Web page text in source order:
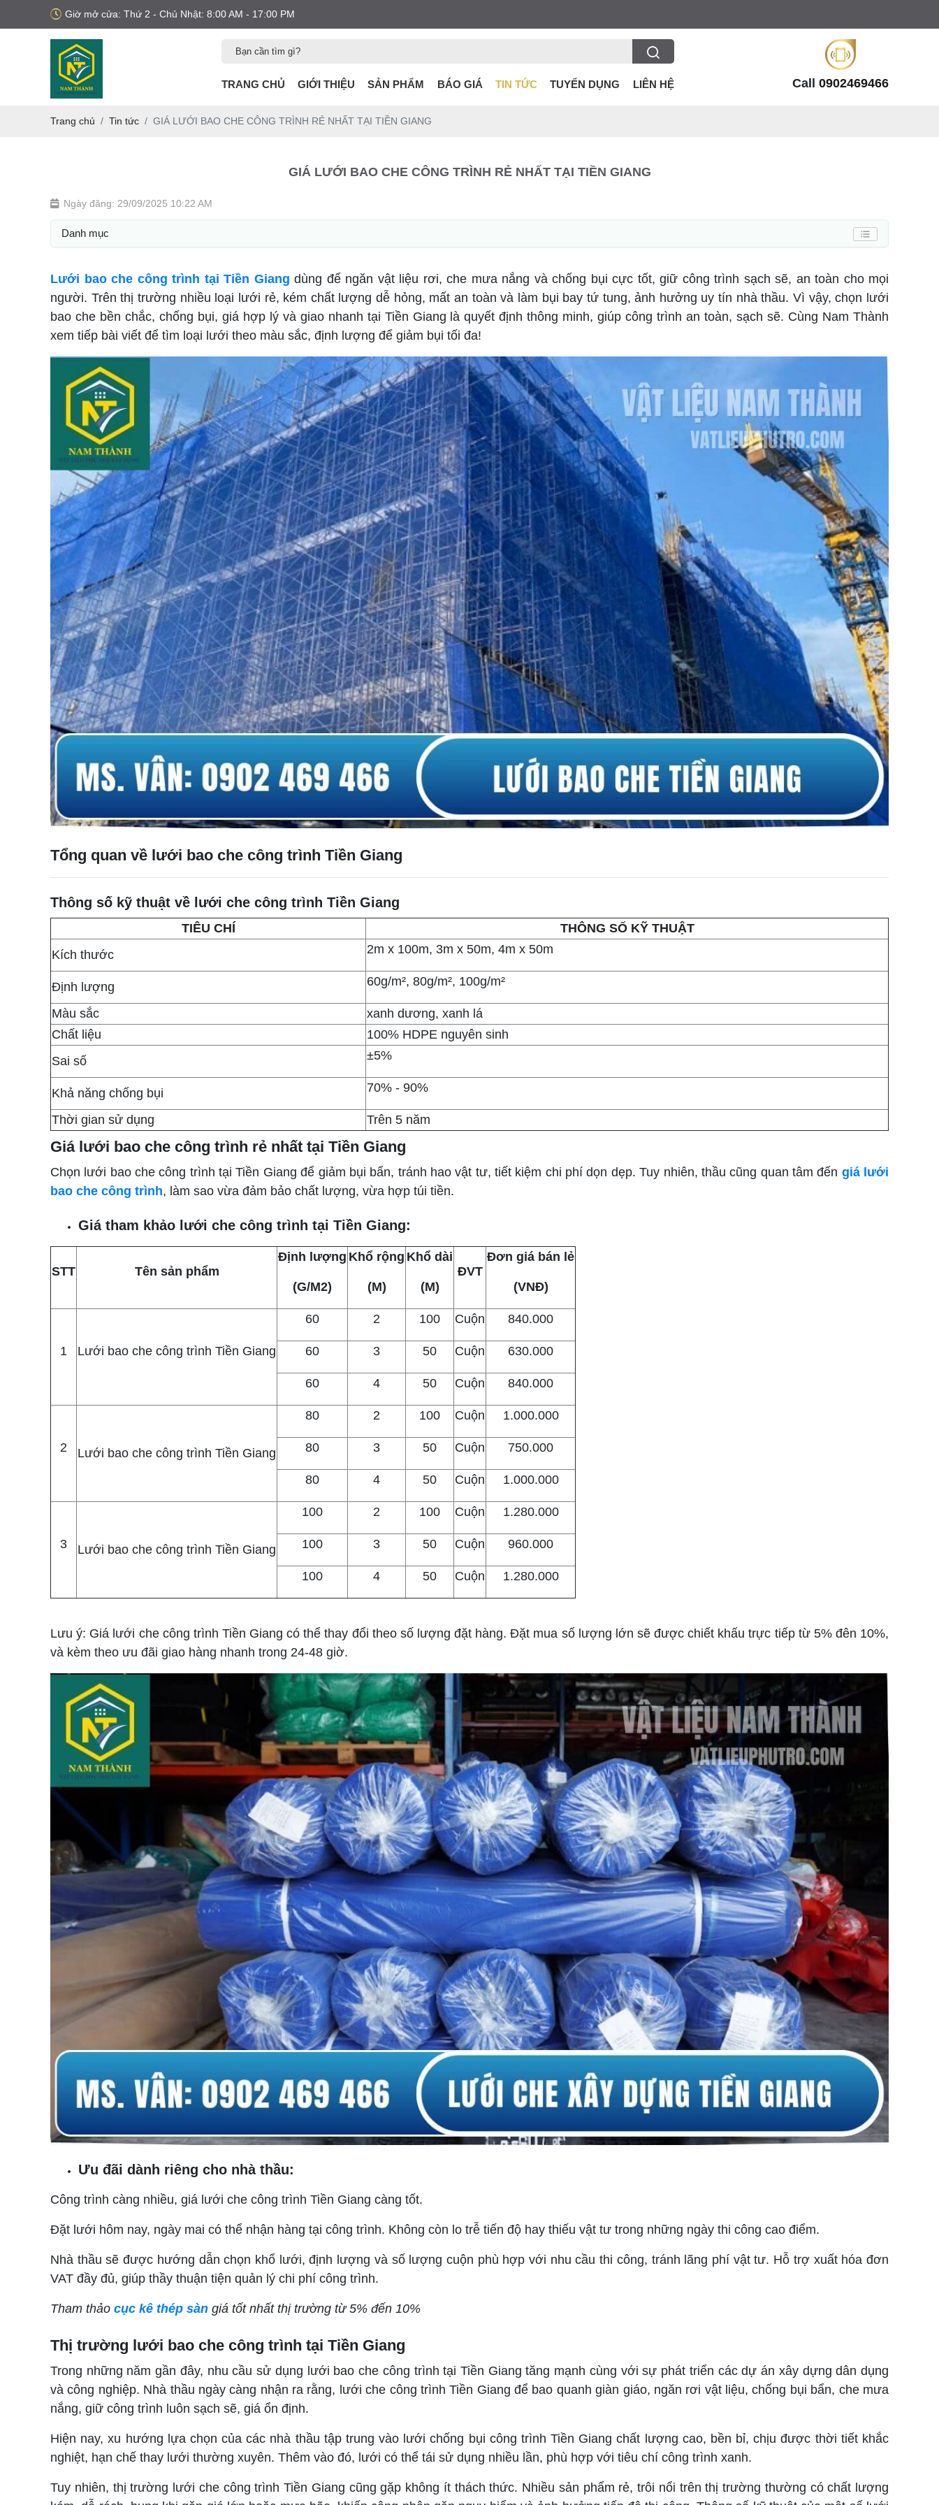
Giờ mở cửa: Thứ 2 - Chủ Nhật: 8:00 AM - 17:00 PM
TRANG CHỦ GIỚI THIỆU SẢN PHẨM BÁO GIÁ TIN TỨC TUYỂN DỤNG LIÊN HỆ Call 0902469466
Trang chủ Tin tức GIÁ LƯỚI BAO CHE CÔNG TRÌNH RẺ NHẤT TẠI TIỀN GIANG
GIÁ LƯỚI BAO CHE CÔNG TRÌNH RẺ NHẤT TẠI TIỀN GIANG
Ngày đăng: 29/09/2025 10:22 AM
Danh mục
Lưới bao che công trình tại Tiền Giang dùng để ngăn vật liệu rơi, che mưa nắng và chống bụi cực tốt, giữ công trình sạch sẽ, an toàn cho mọi
người. Trên thị trường nhiều loại lưới rẻ, kém chất lượng dễ hỏng, mất an toàn và làm bụi bay tứ tung, ảnh hưởng uy tín nhà thầu. Vì vậy, chọn lưới
bao che bền chắc, chống bụi, giá hợp lý và giao nhanh tại Tiền Giang là quyết định thông minh, giúp công trình an toàn, sạch sẽ. Cùng Nam Thành
xem tiếp bài viết để tìm loại lưới theo màu sắc, định lượng để giảm bụi tối đa!
Tổng quan về lưới bao che công trình Tiền Giang
Thông số kỹ thuật về lưới che công trình Tiền Giang
TIÊU CHÍ
THÔNG SỐ KỸ THUẬT
Kích thước
2m x 100m, 3m x 50m, 4m x 50m
Định lượng 60g/m², 80g/m², 100g/m²
Màu sắc
xanh dương, xanh lá
Chất liệu
100% HDPE nguyên sinh
Sai số
±5%
Khả năng chống bụi 70% - 90%
Thời gian sử dụng Trên 5 năm
Giá lưới bao che công trình rẻ nhất tại Tiền Giang
Chọn lưới bao che công trình tại Tiền Giang để giảm bụi bẩn, tránh hao vật tư, tiết kiệm chi phí dọn dẹp. Tuy nhiên, thầu cũng quan tâm đến giá lưới
bao che công trình, làm sao vừa đảm bảo chất lượng, vừa hợp túi tiền.
Giá tham khảo lưới che công trình tại Tiền Giang:
STT Tên sản phẩm
Định lượng
(G/M2)
Khổ rộng
(M)
Khổ dài
(M)
ĐVT
Đơn giá bán lẻ
(VNĐ)
1 Lưới bao che công trình Tiền Giang
60 2 100 Cuộn 840.000
60 3 50 Cuộn 630.000
60 4 50 Cuộn 840.000
2 Lưới bao che công trình Tiền Giang
80 2 100 Cuộn 1.000.000
80 3 50 Cuộn 750.000
80 4 50 Cuộn 1.000.000
3 Lưới bao che công trình Tiền Giang
100 2 100 Cuộn 1.280.000
100 3 50 Cuộn 960.000
100 4 50 Cuộn 1.280.000
Lưu ý: Giá lưới che công trình Tiền Giang có thể thay đổi theo số lượng đặt hàng. Đặt mua số lượng lớn sẽ được chiết khấu trực tiếp từ 5% đên 10%,
và kèm theo ưu đãi giao hàng nhanh trong 24-48 giờ.
Ưu đãi dành riêng cho nhà thầu:
Công trình càng nhiều, giá lưới che công trình Tiền Giang càng tốt.
Đặt lưới hôm nay, ngày mai có thể nhận hàng tại công trình. Không còn lo trễ tiến độ hay thiếu vật tư trong những ngày thi công cao điểm.
Nhà thầu sẽ được hướng dẫn chọn khổ lưới, định lượng và số lượng cuộn phù hợp với nhu cầu thi công, tránh lãng phí vật tư. Hỗ trợ xuất hóa đơn
VAT đầy đủ, giúp thầy thuận tiện quản lý chi phí công trình.
Tham thảo cục kê thép sàn giá tốt nhất thị trường từ 5% đến 10%
Thị trường lưới bao che công trình tại Tiền Giang
Trong những năm gần đây, nhu cầu sử dụng lưới bao che công trình tại Tiền Giang tăng mạnh cùng với sự phát triển các dự án xây dựng dân dụng
và công nghiệp. Nhà thầu ngày càng nhận ra rằng, lưới che công trình Tiền Giang để bao quanh giàn giáo, ngăn rơi vật liệu, chống bụi bẩn, che mưa
nắng, giữ công trình luôn sạch sẽ, giá ổn định.
Hiện nay, xu hướng lựa chọn của các nhà thầu tập trung vào lưới chống bụi công trình Tiền Giang chất lượng cao, bền bỉ, chịu được thời tiết khắc
nghiệt, hạn chế thay lưới thường xuyên. Thêm vào đó, lưới có thể tái sử dụng nhiều lần, phù hợp với tiêu chí công trình xanh.
Tuy nhiên, thị trường lưới che công trình Tiền Giang cũng gặp không ít thách thức. Nhiều sản phẩm rẻ, trôi nổi trên thị trường thường có chất lượng